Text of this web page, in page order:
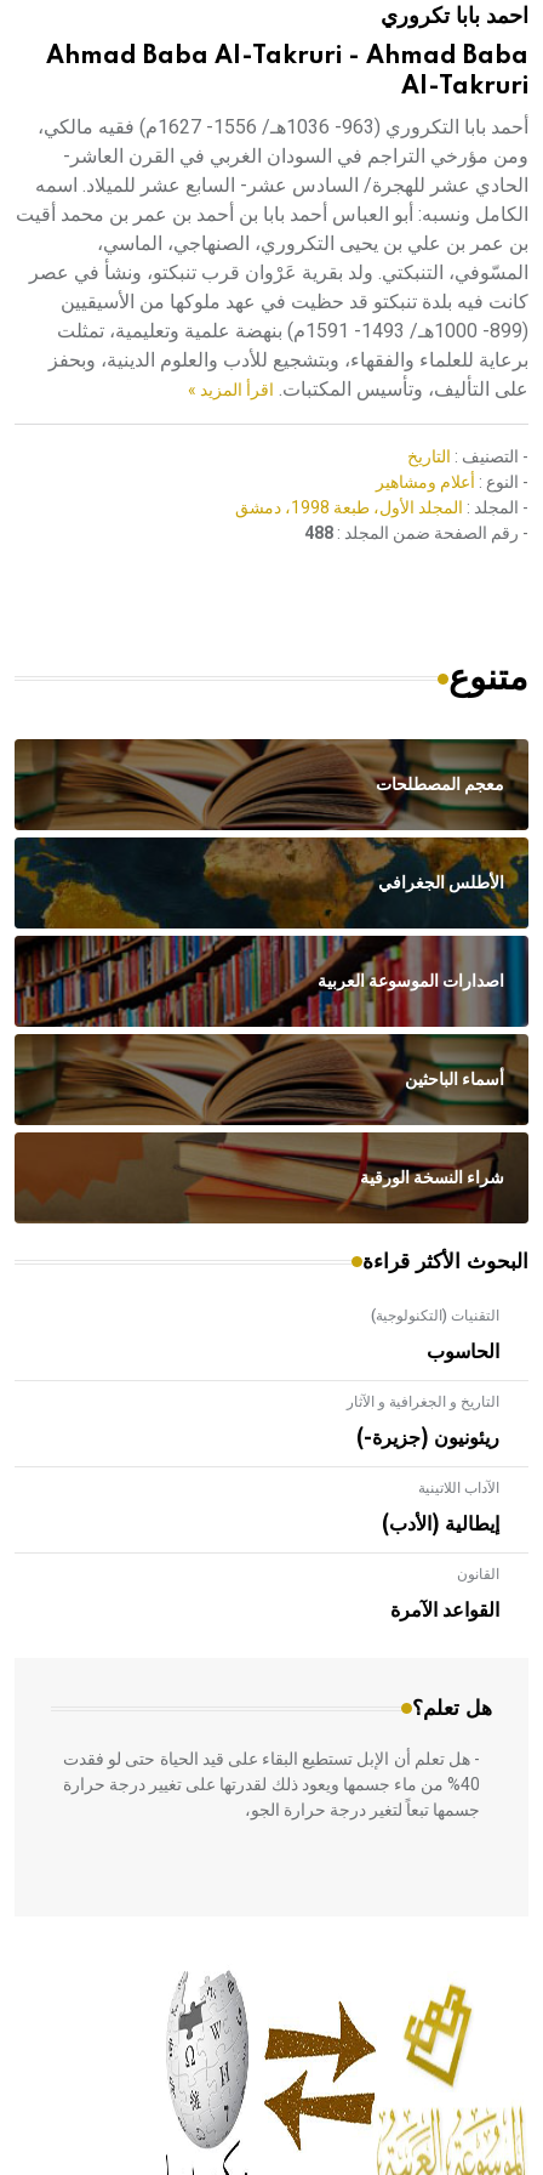
هيئة الموسوعة العربية تطلق موسوعات جديدة في عام 2026احمد بابا تكروري
Ahmad Baba Al-Takruri - Ahmad Baba
Al-Takruri
أحمد بابا التكروري (963- 1036هـ/ 1556- 1627م) فقيه مالكي،
ومن مؤرخي التراجم في السودان الغربي في القرن العاشر-
الحادي عشر للهجرة/ السادس عشر- السابع عشر للميلاد. اسمه
الكامل ونسبه: أبو العباس أحمد بابا بن أحمد بن عمر بن محمد أقيت
بن عمر بن علي بن يحيى التكروري، الصنهاجي، الماسي،
المسّوفي، التنبكتي. ولد بقرية عَرْوان قرب تنبكتو، ونشأ في عصر
كانت فيه بلدة تنبكتو قد حظيت في عهد ملوكها من الأسيقيين
(899- 1000هـ/ 1493- 1591م) بنهضة علمية وتعليمية، تمثلت
برعاية للعلماء والفقهاء، وبتشجيع للأدب والعلوم الدينية، وبحفز
على التأليف، وتأسيس المكتبات. اقرأ المزيد »
- التصنيف : التاريخ
- النوع : أعلام ومشاهير
- المجلد : المجلد الأول، طبعة 1998، دمشق
- رقم الصفحة ضمن المجلد : 488
متنوع
معجم المصطلحات
الأطلس الجغرافي
اصدارات الموسوعة العربية
أسماء الباحثين
شراء النسخة الورقية
البحوث الأكثر قراءة
التقنيات (التكنولوجية)
الحاسوب
التاريخ و الجغرافية و الآثار
ريئونيون (جزيرة-)
الآداب اللاتينية
إيطالية (الأدب)
القانون
القواعد الآمرة
هل تعلم؟
- هل تعلم أن الأبلق نوع من الفنون الهندسية التي ارتبطت
بالعمارة الإسلامية في بلاد الشام ومصر خاصة، حيث يحرص
المعمار على بناء مداميكه وخاصة في الواجهات
- هل تعلم أن الإبل تستطيع البقاء على قيد الحياة حتى لو فقدت
40% من ماء جسمها ويعود ذلك لقدرتها على تغيير درجة حرارة
جسمها تبعاً لتغير درجة حرارة الجو،
الحكم، الأدلة، تنظيم التغذية، ورسالته في جروح الرأس. ويعود
له الفضل بأنه حرر الطب من الدين والفلسفة.
- هل تعلم أن المرجان إفراز حيواني يتكون في البحر ويتركب
من مادة كربونات الكلسيوم، وهو أحمر أو شديد الحمرة وهو